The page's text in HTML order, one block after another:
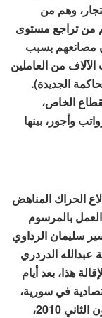
وهم من
من تراجع مستوى
مصانعهم بسبب
من العاملين
الجديدة).
الخاص،
وأجور، بينها
2010، أي قبل اندلاع الحراك المناهض
بإنهاء العمل بالمرسوم
تعيين تيسير سليمان الرداوي
عبدالله الدردري
هذا، بعد أيام
في سورية،
في “ندوة الثلاثاء الاقتصادية”، في 5 يناير/ كانون الثاني 2010،